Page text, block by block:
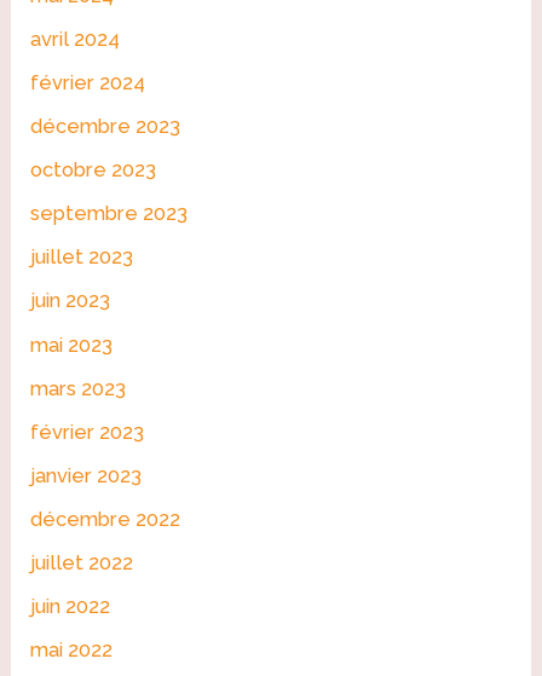
avril 2024
février 2024
décembre 2023
octobre 2023
septembre 2023
juillet 2023
juin 2023
mai 2023
mars 2023
février 2023
janvier 2023
décembre 2022
juillet 2022
juin 2022
mai 2022